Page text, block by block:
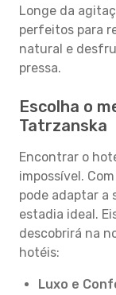
Longe da
perfeitos para
natural e
pressa.
Escolha o
Tatrzanska
Encontrar o
impossível.
pode adaptar a
estadia ideal.
descobrirá na
hotéis:
Luxo e